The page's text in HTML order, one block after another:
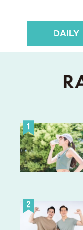
DAILY